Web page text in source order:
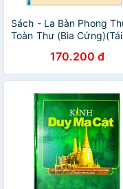
Sách - La Bàn Phong
Toàn Thư (Bìa
170.200 đ